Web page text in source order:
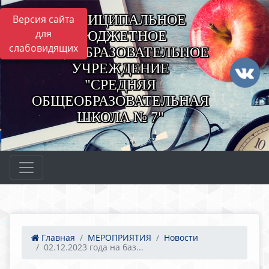
Версия сайта
для
слабовидящих
МУНИЦИПАЛЬНОЕ
БЮДЖЕТНОЕ
ОБЩЕОБРАЗОВАТЕЛЬНОЕ
УЧРЕЖДЕНИЕ
"СРЕДНЯЯ
ОБЩЕОБРАЗОВАТЕЛЬНАЯ
ШКОЛА № 7"
Главная МЕРОПРИЯТИЯ
Новости
02.12.2023 года на баз...